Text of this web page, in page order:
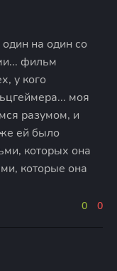
один на один со
фильм
у кого
моя
разумом, и
ей было
которых она
которые она
0 0